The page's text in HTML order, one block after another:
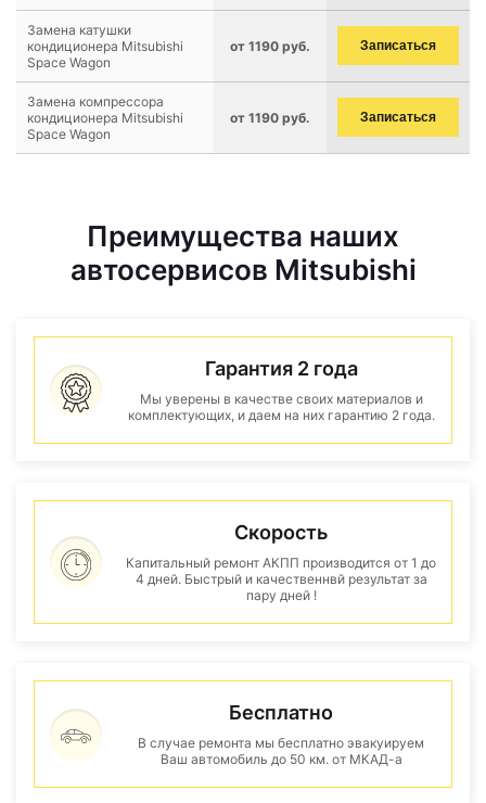
Замена катушки
кондиционера Mitsubishi
Space Wagon
от 1190 руб. Записаться
Замена компрессора
кондиционера Mitsubishi
Space Wagon
от 1190 руб. Записаться
Преимущества наших
автосервисов Mitsubishi
Гарантия 2 года
Мы уверены в качестве своих материалов и
комплектующих, и даем на них гарантию 2 года.
Скорость
Капитальный ремонт АКПП производится от 1 до
4 дней. Быстрый и качественнвй результат за
пару дней !
Бесплатно
В случае ремонта мы бесплатно эвакуируем
Ваш автомобиль до 50 км. от МКАД-а